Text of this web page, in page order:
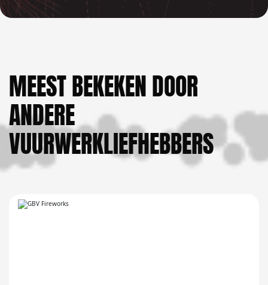
MEEST BEKEKEN DOOR
ANDERE
VUURWERKLIEFHEBBERS